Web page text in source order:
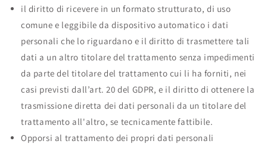
il diritto di ricevere in un formato strutturato, di uso
comune e leggibile da dispositivo automatico i dati
personali che lo riguardano e il diritto di trasmettere tali
dati a un altro titolare del trattamento senza impedimenti
da parte del titolare del trattamento cui li ha forniti, nei
casi previsti dall’art. 20 del GDPR, e il diritto di ottenere la
trasmissione diretta dei dati personali da un titolare del
trattamento all'altro, se tecnicamente fattibile.
Opporsi al trattamento dei propri dati personali